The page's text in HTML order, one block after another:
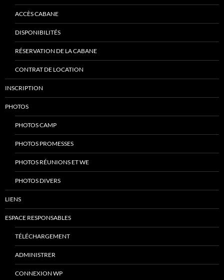
ACCÈS CABANE
DISPONIBILITÉS
RÉSERVATION DE LA CABANE
CONTRAT DE LOCATION
INSCRIPTION
PHOTOS
PHOTOS CAMP
PHOTOS PROMESSES
PHOTOS RÉUNIONS ET WE
PHOTOS DIVERS
LIENS
ESPACE RESPONSABLES
TÉLÉCHARGEMENT
ADMINISTRER
CONNEXION WP